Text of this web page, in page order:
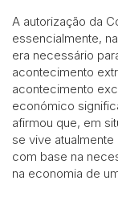
A autorização da
essencialmente,
era necessário
acontecimento
acontecimento
económico
afirmou que, em
se vive atualmente
com base na
na economia de